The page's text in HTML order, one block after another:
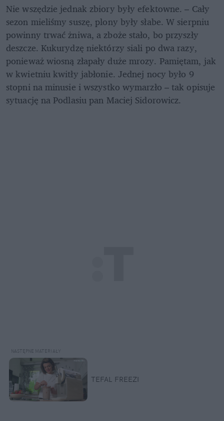
Nie wszędzie jednak zbiory były efektowne. – Cały
sezon mieliśmy suszę, plony były słabe. W sierpniu
powinny trwać żniwa, a zboże stało, bo przyszły
deszcze. Kukurydzę niektórzy siali po dwa razy,
ponieważ wiosną złapały duże mrozy. Pamiętam, jak
w kwietniu kwitły jabłonie. Jednej nocy było 9
stopni na minusie i wszystko wymarzło – tak opisuje
sytuację na Podlasiu pan Maciej Sidorowicz.
TEFAL FREEZI